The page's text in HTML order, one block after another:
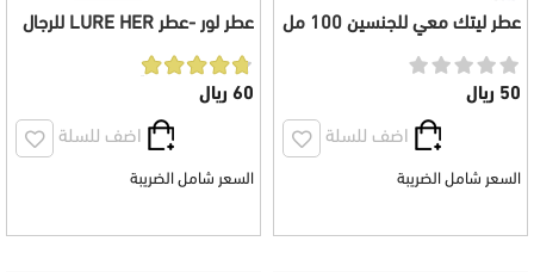
عطر ليتك معي للجنسين 100 مل
50 ريال
اضف للسلة
السعر شامل الضريبة
عطر لور -عطر LURE HER للرجال
60 ريال
اضف للسلة
السعر شامل الضريبة